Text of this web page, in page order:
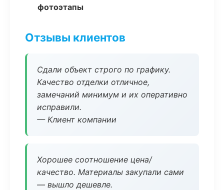
фотоэтапы
Отзывы клиентов
Сдали объект строго по графику.
Качество отделки отличное,
замечаний минимум и их оперативно
исправили.
— Клиент компании
Хорошее соотношение цена/
качество. Материалы закупали сами
— вышло дешевле.